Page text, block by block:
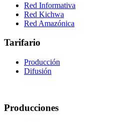
Red Informativa
Red Kichwa
Red Amazónica
Tarifario
Producción
Difusión
Producciones